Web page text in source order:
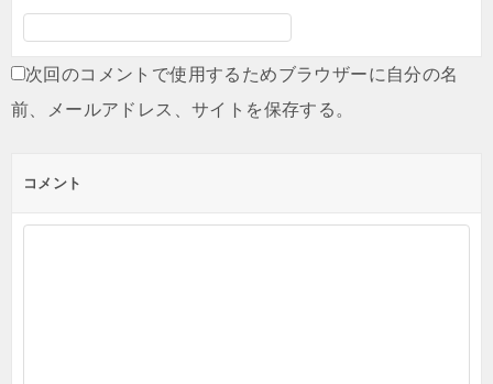
次回のコメントで使用するためブラウザーに自分の名
前、メールアドレス、サイトを保存する。
コメント